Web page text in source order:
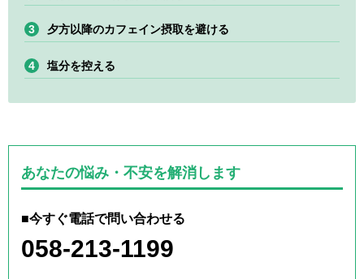
夕方以降のカフェイン摂取を避ける
塩分を控える
あなたの悩み・不安を解消します
■今すぐ電話で問い合わせる
058-213-1199